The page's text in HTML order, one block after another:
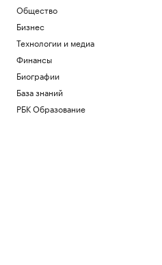
Общество
Бизнес
Технологии и медиа
Финансы
Биографии
База знаний
РБК Образование